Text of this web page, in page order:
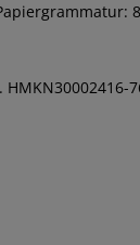
HMKN30002416-